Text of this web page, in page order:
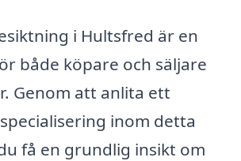
i Hultsfred är en
både köpare och säljare
Genom att anlita ett
inom detta
få en grundlig insikt om